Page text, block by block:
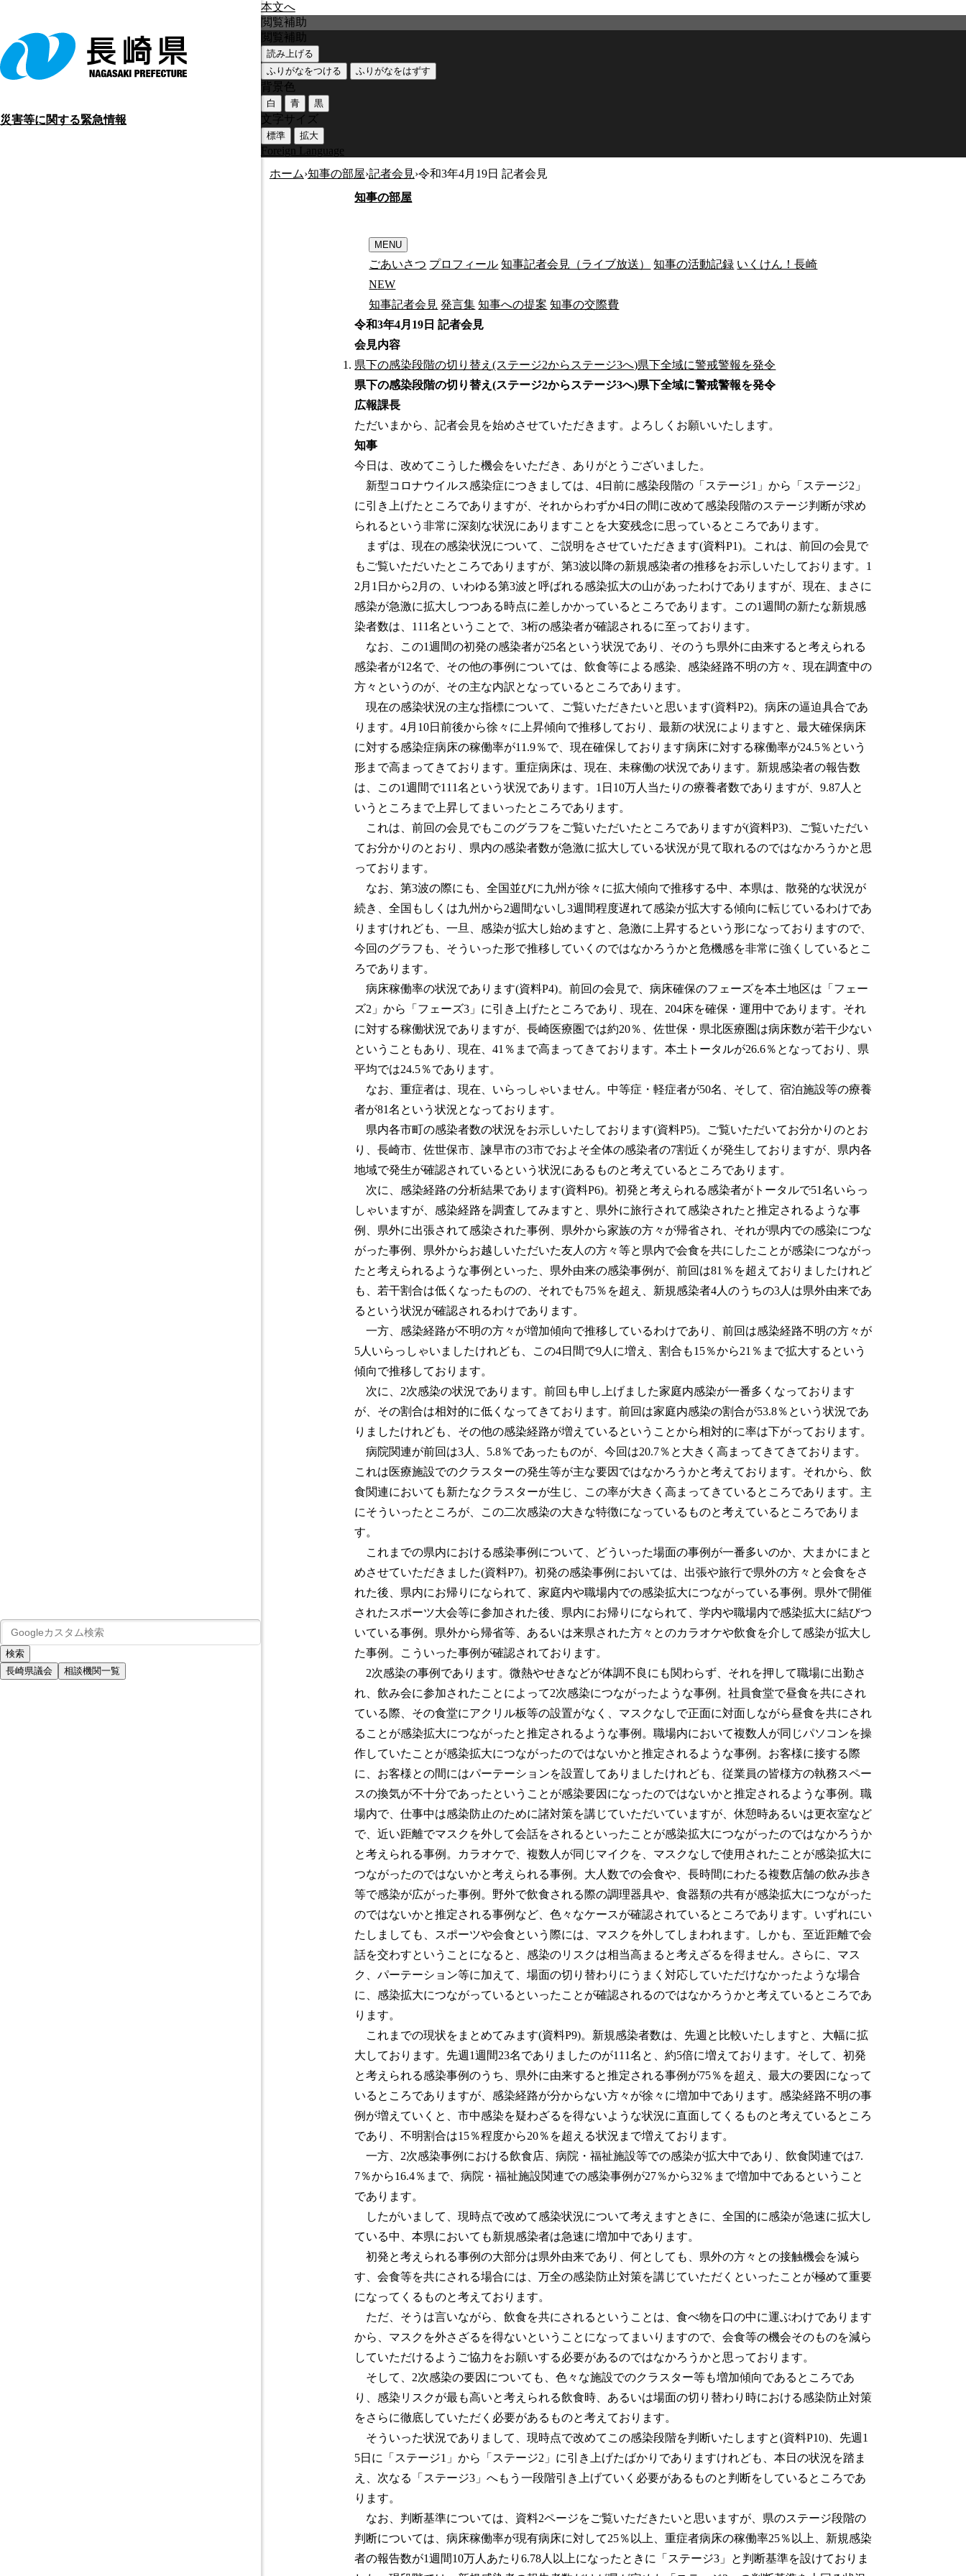
本文へ
災害等に関する緊急情報
長崎県議会 相談機関一覧
閲覧補助
閲覧補助
読み上げる
ふりがなをつける
ふりがなをはずす
背景色
白 青 黒
文字サイズ
標準 拡大
Foreign Language
ホーム›知事の部屋›記者会見›令和3年4月19日 記者会見
知事の部屋
MENU
ごあいさつ プロフィール 知事記者会見（ライブ放送） 知事の活動記録 いくけん！長崎
NEW
知事記者会見 発言集 知事への提案 知事の交際費
令和3年4月19日 記者会見
会見内容
県下の感染段階の切り替え(ステージ2からステージ3へ)県下全域に警戒警報を発令
県下の感染段階の切り替え(ステージ2からステージ3へ)県下全域に警戒警報を発令
広報課長
ただいまから、記者会見を始めさせていただきます。よろしくお願いいたします。
知事
今日は、改めてこうした機会をいただき、ありがとうございました。
新型コロナウイルス感染症につきましては、4日前に感染段階の「ステージ1」から「ステージ2」
に引き上げたところでありますが、それからわずか4日の間に改めて感染段階のステージ判断が求め
られるという非常に深刻な状況にありますことを大変残念に思っているところであります。
まずは、現在の感染状況について、ご説明をさせていただきます(資料P1)。これは、前回の会見で
もご覧いただいたところでありますが、第3波以降の新規感染者の推移をお示しいたしております。1
2月1日から2月の、いわゆる第3波と呼ばれる感染拡大の山があったわけでありますが、現在、まさに
感染が急激に拡大しつつある時点に差しかかっているところであります。この1週間の新たな新規感
染者数は、111名ということで、3桁の感染者が確認されるに至っております。
なお、この1週間の初発の感染者が25名という状況であり、そのうち県外に由来すると考えられる
感染者が12名で、その他の事例については、飲食等による感染、感染経路不明の方々、現在調査中の
方々というのが、その主な内訳となっているところであります。
現在の感染状況の主な指標について、ご覧いただきたいと思います(資料P2)。病床の逼迫具合であ
ります。4月10日前後から徐々に上昇傾向で推移しており、最新の状況によりますと、最大確保病床
に対する感染症病床の稼働率が11.9％で、現在確保しております病床に対する稼働率が24.5％という
形まで高まってきております。重症病床は、現在、未稼働の状況であります。新規感染者の報告数
は、この1週間で111名という状況であります。1日10万人当たりの療養者数でありますが、9.87人と
いうところまで上昇してまいったところであります。
これは、前回の会見でもこのグラフをご覧いただいたところでありますが(資料P3)、ご覧いただい
てお分かりのとおり、県内の感染者数が急激に拡大している状況が見て取れるのではなかろうかと思
っております。
なお、第3波の際にも、全国並びに九州が徐々に拡大傾向で推移する中、本県は、散発的な状況が
続き、全国もしくは九州から2週間ないし3週間程度遅れて感染が拡大する傾向に転じているわけであ
りますけれども、一旦、感染が拡大し始めますと、急激に上昇するという形になっておりますので、
今回のグラフも、そういった形で推移していくのではなかろうかと危機感を非常に強くしているとこ
ろであります。
病床稼働率の状況であります(資料P4)。前回の会見で、病床確保のフェーズを本土地区は「フェー
ズ2」から「フェーズ3」に引き上げたところであり、現在、204床を確保・運用中であります。それ
に対する稼働状況でありますが、長崎医療圏では約20％、佐世保・県北医療圏は病床数が若干少ない
ということもあり、現在、41％まで高まってきております。本土トータルが26.6％となっており、県
平均では24.5％であります。
なお、重症者は、現在、いらっしゃいません。中等症・軽症者が50名、そして、宿泊施設等の療養
者が81名という状況となっております。
県内各市町の感染者数の状況をお示しいたしております(資料P5)。ご覧いただいてお分かりのとお
り、長崎市、佐世保市、諫早市の3市でおよそ全体の感染者の7割近くが発生しておりますが、県内各
地域で発生が確認されているという状況にあるものと考えているところであります。
次に、感染経路の分析結果であります(資料P6)。初発と考えられる感染者がトータルで51名いらっ
しゃいますが、感染経路を調査してみますと、県外に旅行されて感染されたと推定されるような事
例、県外に出張されて感染された事例、県外から家族の方々が帰省され、それが県内での感染につな
がった事例、県外からお越しいただいた友人の方々等と県内で会食を共にしたことが感染につながっ
たと考えられるような事例といった、県外由来の感染事例が、前回は81％を超えておりましたけれど
も、若干割合は低くなったものの、それでも75％を超え、新規感染者4人のうちの3人は県外由来であ
るという状況が確認されるわけであります。
一方、感染経路が不明の方々が増加傾向で推移しているわけであり、前回は感染経路不明の方々が
5人いらっしゃいましたけれども、この4日間で9人に増え、割合も15％から21％まで拡大するという
傾向で推移しております。
次に、2次感染の状況であります。前回も申し上げました家庭内感染が一番多くなっております
が、その割合は相対的に低くなってきております。前回は家庭内感染の割合が53.8％という状況であ
りましたけれども、その他の感染経路が増えているということから相対的に率は下がっております。
病院関連が前回は3人、5.8％であったものが、今回は20.7％と大きく高まってきてきております。
これは医療施設でのクラスターの発生等が主な要因ではなかろうかと考えております。それから、飲
食関連においても新たなクラスターが生じ、この率が大きく高まってきているところであります。主
にそういったところが、この二次感染の大きな特徴になっているものと考えているところでありま
す。
これまでの県内における感染事例について、どういった場面の事例が一番多いのか、大まかにまと
めさせていただきました(資料P7)。初発の感染事例においては、出張や旅行で県外の方々と会食をさ
れた後、県内にお帰りになられて、家庭内や職場内での感染拡大につながっている事例。県外で開催
されたスポーツ大会等に参加された後、県内にお帰りになられて、学内や職場内で感染拡大に結びつ
いている事例。県外から帰省等、あるいは来県された方々とのカラオケや飲食を介して感染が拡大し
た事例。こういった事例が確認されております。
2次感染の事例であります。微熱やせきなどが体調不良にも関わらず、それを押して職場に出勤さ
れ、飲み会に参加されたことによって2次感染につながったような事例。社員食堂で昼食を共にされ
ている際、その食堂にアクリル板等の設置がなく、マスクなしで正面に対面しながら昼食を共にされ
ることが感染拡大につながったと推定されるような事例。職場内において複数人が同じパソコンを操
作していたことが感染拡大につながったのではないかと推定されるような事例。お客様に接する際
に、お客様との間にはパーテーションを設置してありましたけれども、従業員の皆様方の執務スペー
スの換気が不十分であったということが感染要因になったのではないかと推定されるような事例。職
場内で、仕事中は感染防止のために諸対策を講じていただいていますが、休憩時あるいは更衣室など
で、近い距離でマスクを外して会話をされるといったことが感染拡大につながったのではなかろうか
と考えられる事例。カラオケで、複数人が同じマイクを、マスクなしで使用されたことが感染拡大に
つながったのではないかと考えられる事例。大人数での会食や、長時間にわたる複数店舗の飲み歩き
等で感染が広がった事例。野外で飲食される際の調理器具や、食器類の共有が感染拡大につながった
のではないかと推定される事例など、色々なケースが確認されているところであります。いずれにい
たしましても、スポーツや会食という際には、マスクを外してしまわれます。しかも、至近距離で会
話を交わすということになると、感染のリスクは相当高まると考えざるを得ません。さらに、マス
ク、パーテーション等に加えて、場面の切り替わりにうまく対応していただけなかったような場合
に、感染拡大につながっているといったことが確認されるのではなかろうかと考えているところであ
ります。
これまでの現状をまとめてみます(資料P9)。新規感染者数は、先週と比較いたしますと、大幅に拡
大しております。先週1週間23名でありましたのが111名と、約5倍に増えております。そして、初発
と考えられる感染事例のうち、県外に由来すると推定される事例が75％を超え、最大の要因になって
いるところでありますが、感染経路が分からない方々が徐々に増加中であります。感染経路不明の事
例が増えていくと、市中感染を疑わざるを得ないような状況に直面してくるものと考えているところ
であり、不明割合は15％程度から20％を超える状況まで増えております。
一方、2次感染事例における飲食店、病院・福祉施設等での感染が拡大中であり、飲食関連では7.
7％から16.4％まで、病院・福祉施設関連での感染事例が27％から32％まで増加中であるということ
であります。
したがいまして、現時点で改めて感染状況について考えますときに、全国的に感染が急速に拡大し
ている中、本県においても新規感染者は急速に増加中であります。
初発と考えられる事例の大部分は県外由来であり、何としても、県外の方々との接触機会を減ら
す、会食等を共にされる場合には、万全の感染防止対策を講じていただくといったことが極めて重要
になってくるものと考えております。
ただ、そうは言いながら、飲食を共にされるということは、食べ物を口の中に運ぶわけであります
から、マスクを外さざるを得ないということになってまいりますので、会食等の機会そのものを減ら
していただけるようご協力をお願いする必要があるのではなかろうかと思っております。
そして、2次感染の要因についても、色々な施設でのクラスター等も増加傾向であるところであ
り、感染リスクが最も高いと考えられる飲食時、あるいは場面の切り替わり時における感染防止対策
をさらに徹底していただく必要があるものと考えております。
そういった状況でありまして、現時点で改めてこの感染段階を判断いたしますと(資料P10)、先週1
5日に「ステージ1」から「ステージ2」に引き上げたばかりでありますけれども、本日の状況を踏ま
え、次なる「ステージ3」へもう一段階引き上げていく必要があるものと判断をしているところであ
ります。
なお、判断基準については、資料2ページをご覧いただきたいと思いますが、県のステージ段階の
判断については、病床稼働率が現有病床に対して25％以上、重症者病床の稼働率25％以上、新規感染
者の報告数が1週間10万人あたり6.78人以上になったときに「ステージ3」と判断基準を設けておりま